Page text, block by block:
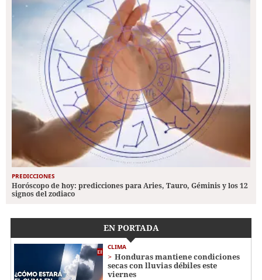
PREDICCIONES
Horóscopo de hoy: predicciones para Aries, Tauro, Géminis y los 12
signos del zodiaco
EN PORTADA
CLIMA
Honduras mantiene condiciones
secas con lluvias débiles este
viernes